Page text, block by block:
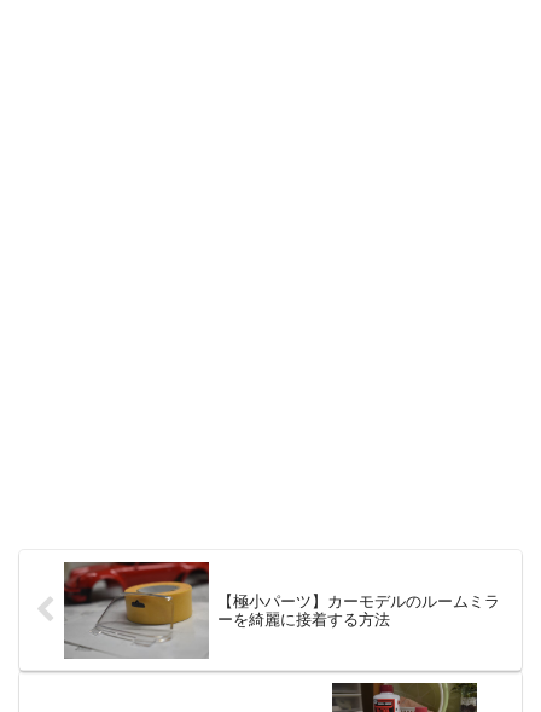
【極小パーツ】カーモデルのルームミラ
ーを綺麗に接着する方法